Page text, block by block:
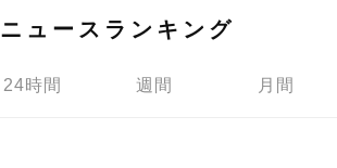
ニュースランキング
24時間 週間 月間